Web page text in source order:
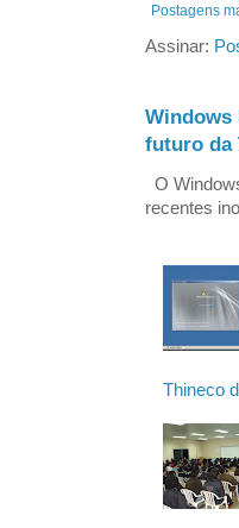
Postagens
Assinar:
Windows
futuro da
O
recentes
Thineco